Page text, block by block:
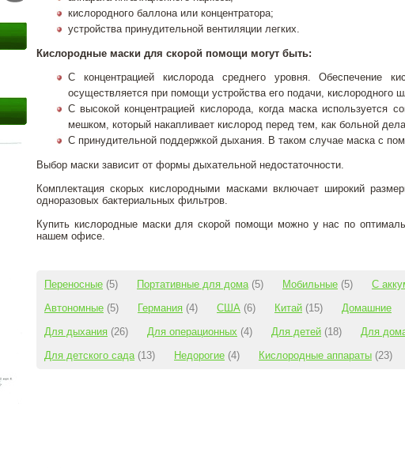
кислородного баллона или концентратора;
устройства принудительной вентиляции легких.
Кислородные маски для скорой помощи могут быть:
С концентрацией кислорода среднего уровня. Обеспечение
осуществляется при помощи устройства его подачи, кислородного
С высокой концентрацией кислорода, когда маска используется
мешком, который накапливает кислород перед тем, как больной
С принудительной поддержкой дыхания. В таком случае маска с
Выбор маски зависит от формы дыхательной недостаточности.
Комплектация скорых кислородными масками включает широкий
одноразовых бактериальных фильтров.
Купить кислородные маски для скорой помощи можно у нас по
нашем офисе.
Переносные (5) Портативные для дома (5) Мобильные (5) С
Автономные (5) Германия (4) США (6) Китай (15) Домашние
Для дыхания (26) Для операционных (4) Для детей (18) Для
Для детского сада (13) Недорогие (4) Кислородные аппараты (23)